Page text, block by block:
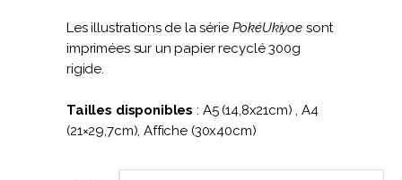
Les illustrations de la série PokéUkiyoe sont
imprimées sur un papier recyclé 300g
rigide.
Tailles disponibles : A5 (14,8x21cm) , A4
(21×29,7cm), Affiche (30x40cm)